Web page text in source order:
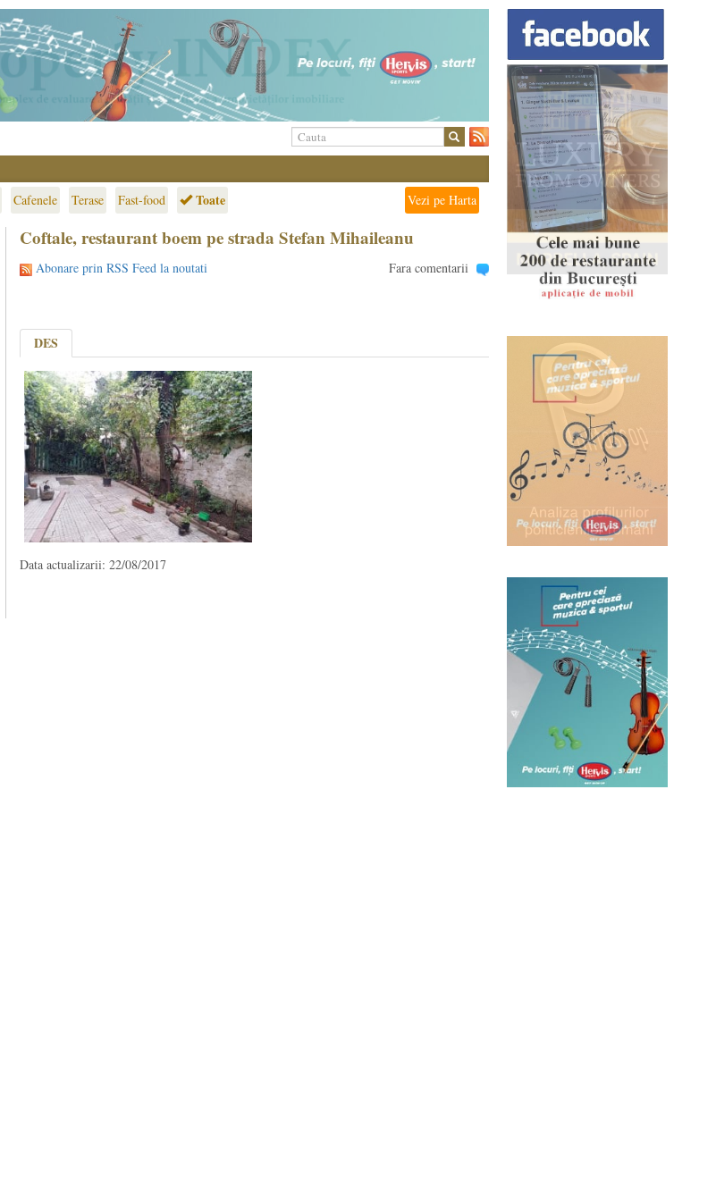
Cafenele Terase Fast-food Toate Vezi pe Harta
Coftale, restaurant boem pe strada Stefan Mihaileanu
Abonare prin RSS Feed la noutati Fara comentarii
DES
Data actualizarii: 22/08/2017